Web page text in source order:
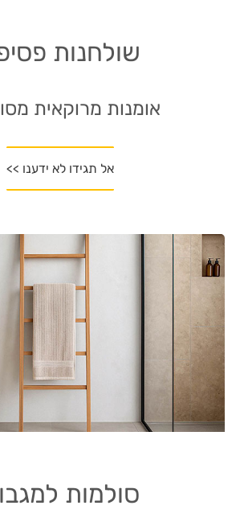
שולחנות
אומנות מרוקאית
אל תגידו לא ידענו >>
סולמות